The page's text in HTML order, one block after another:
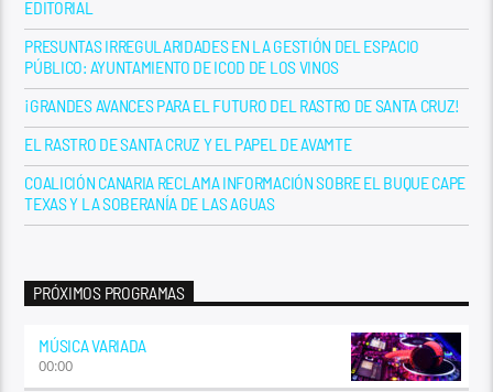
EDITORIAL
PRESUNTAS IRREGULARIDADES EN LA GESTIÓN DEL ESPACIO
PÚBLICO: AYUNTAMIENTO DE ICOD DE LOS VINOS
¡GRANDES AVANCES PARA EL FUTURO DEL RASTRO DE SANTA CRUZ!
EL RASTRO DE SANTA CRUZ Y EL PAPEL DE AVAMTE
COALICIÓN CANARIA RECLAMA INFORMACIÓN SOBRE EL BUQUE CAPE
TEXAS Y LA SOBERANÍA DE LAS AGUAS
PRÓXIMOS PROGRAMAS
MÚSICA VARIADA
00:00